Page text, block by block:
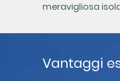
meravigliosa
Vantaggi